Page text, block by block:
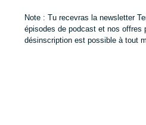
Note : Tu recevras la newsletter
épisodes de podcast et nos offres
désinscription est possible à tout